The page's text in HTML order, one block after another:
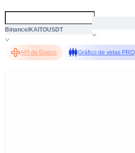
Binance/KAITOUSDT
API de Dados Gráfico de velas PRO